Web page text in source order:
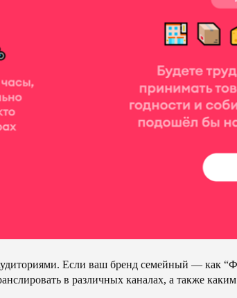
Если ваш бренд семейный — как
в различных каналах, а также